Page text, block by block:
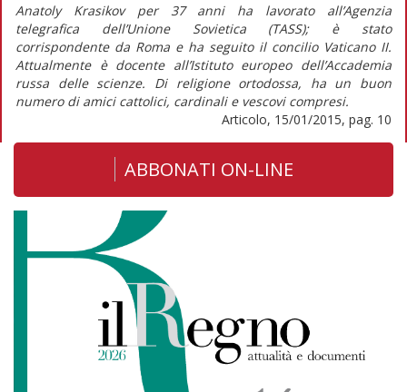
Anatoly Krasikov per 37 anni ha lavorato all’Agenzia
telegrafica dell’Unione Sovietica (TASS); è stato
corrispondente da Roma e ha seguito il concilio Vaticano II.
Attualmente è docente all’Istituto europeo dell’Accademia
russa delle scienze. Di religione ortodossa, ha un buon
numero di amici cattolici, cardinali e vescovi compresi.
Articolo, 15/01/2015, pag. 10
ABBONATI ON-LINE